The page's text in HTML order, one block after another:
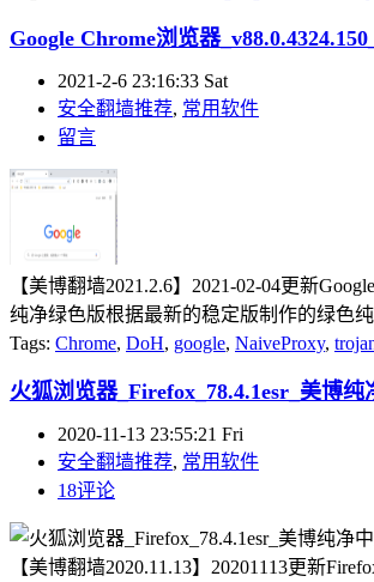
Google Chrome浏览器
2021-2-6 23:16:33 Sat
安全翻墙推荐, 常用软件
留言
【美博翻墙2021.2.6】2021-02-04更新
纯净绿色版根据最新的稳定版制作的绿色
Tags: Chrome, DoH, google, NaiveProxy,
火狐浏览器_Firefox_78.4.1esr_美博纯
2020-11-13 23:55:21 Fri
安全翻墙推荐, 常用软件
18评论
【美博翻墙2020.11.13】20201113更新